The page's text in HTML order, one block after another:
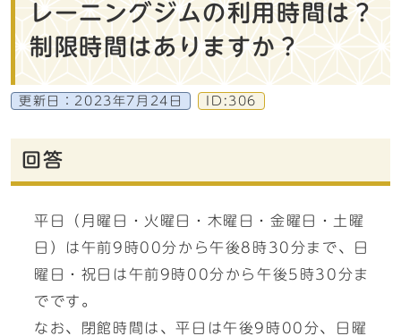
レーニングジムの利用時間は？
制限時間はありますか？
更新日： 2023年7月24日 ID:306
回答
平日（月曜日・火曜日・木曜日・金曜日・土曜
日）は午前9時00分から午後8時30分まで、日
曜日・祝日は午前9時00分から午後5時30分ま
でです。
なお、閉館時間は、平日は午後9時00分、日曜